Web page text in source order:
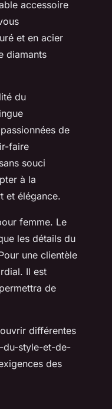
accessoire
et en acier
diamants
du
de
faire
souci
à la
et élégance.
femme. Le
les détails du
une clientèle
Il est
de
différentes
du-style-et-de-
des